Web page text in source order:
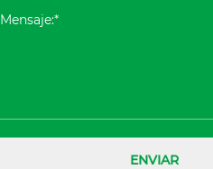
Mensaje:*
ENVIAR